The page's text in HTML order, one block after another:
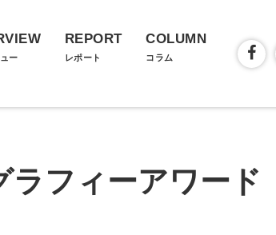
ー
REPORT
レポート
COLUMN
コラム
ラフィーアワード